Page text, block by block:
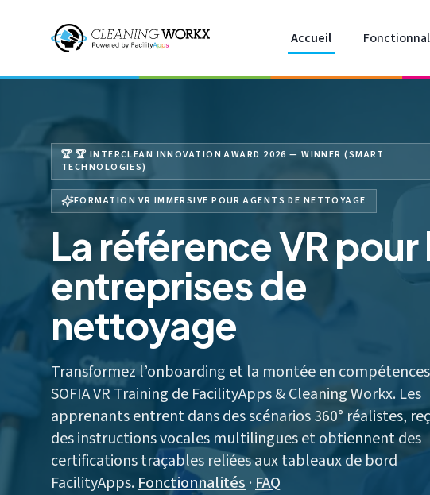
Accueil
🏆 🏆 INTERCLEAN INNOVATION AWARD 2026 — WINNER (SMART
TECHNOLOGIES)
FORMATION VR IMMERSIVE POUR AGENTS DE NETTOYAGE
La référence VR pour
entreprises de
nettoyage
Transformez l’onboarding et la montée en
SOFIA VR Training de FacilityApps & Cleaning Workx. Les
apprenants entrent dans des scénarios 360° réalistes,
des instructions vocales multilingues et obtiennent des
certifications traçables reliées aux tableaux de bord
FacilityApps.Fonctionnalités·FAQ